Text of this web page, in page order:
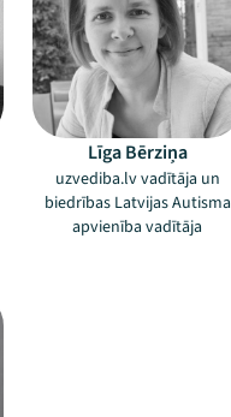
Līga Bērziņa
uzvediba.lv vadītāja un
biedrības Latvijas Autisma
apvienība vadītāja